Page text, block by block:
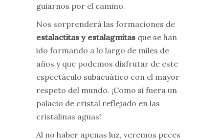
guiarnos por el camino.
Nos sorprenderá las formaciones de
estalactitas y estalagmitas que se han
ido formando a lo largo de miles de
años y que podemos disfrutar de este
espectáculo subacuático con el mayor
respeto del mundo. ¡Como si fuera un
palacio de cristal reflejado en las
cristalinas aguas!
Al no haber apenas luz, veremos peces